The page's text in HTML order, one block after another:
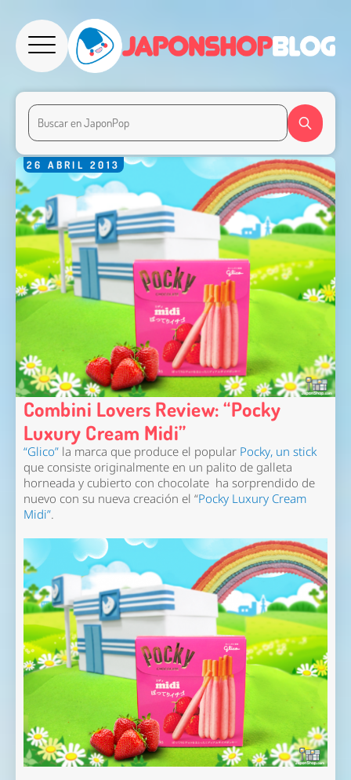
26 ABRIL 2013
Combini Lovers Review: “Pocky
Luxury Cream Midi”
“Glico”la marca que produce el popular Pocky, un stick
que consiste originalmente en un palito de galleta
horneada y cubierto con chocolate ha sorprendido de
nuevo con su nueva creación el “Pocky Luxury Cream
Midi”.